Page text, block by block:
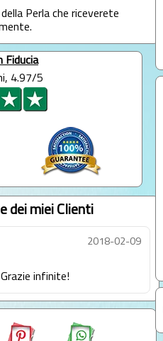
Perla che riceverete
Fiducia
4.97/5
dei miei Clienti
2018-02-09
infinite!